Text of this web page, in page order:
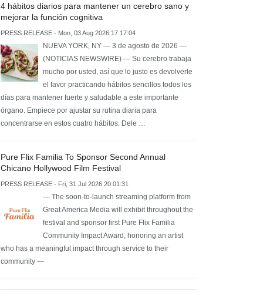
4 hábitos diarios para mantener un cerebro sano y
mejorar la función cognitiva
PRESS RELEASE - Mon, 03 Aug 2026 17:17:04
NUEVA YORK, NY — 3 de agosto de 2026 —
(NOTICIAS NEWSWIRE) — Su cerebro trabaja
mucho por usted, así que lo justo es devolverle
el favor practicando hábitos sencillos todos los
días para mantener fuerte y saludable a este importante
órgano. Empiece por ajustar su rutina diaria para
concentrarse en estos cuatro hábitos. Dele …
Pure Flix Familia To Sponsor Second Annual
Chicano Hollywood Film Festival
PRESS RELEASE - Fri, 31 Jul 2026 20:01:31
— The soon-to-launch streaming platform from
Great America Media will exhibit throughout the
festival and sponsor first Pure Flix Familia
Community Impact Award, honoring an artist
who has a meaningful impact through service to their
community —